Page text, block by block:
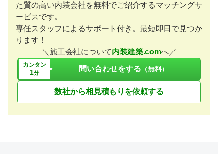
た質の高い内装会社を無料でご紹介するマッチングサ
ービスです。
専任スタッフによるサポート付き。最短即日で見つか
ります！
＼施工会社について内装建築.comへ／
カンタン
1分 問い合わせをする （無料）
数社から相見積もりを依頼する